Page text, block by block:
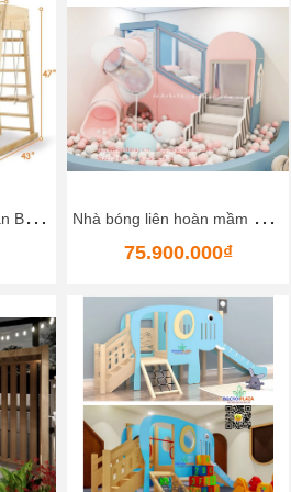
B
ộ Cầu Trượt Liên Hoàn Bằng Gỗ Cho Bé – Khu Vui Chơi Mini Ngay Tại Nhà N
hà bóng liên hoàn mầm non 5
75.900.000₫